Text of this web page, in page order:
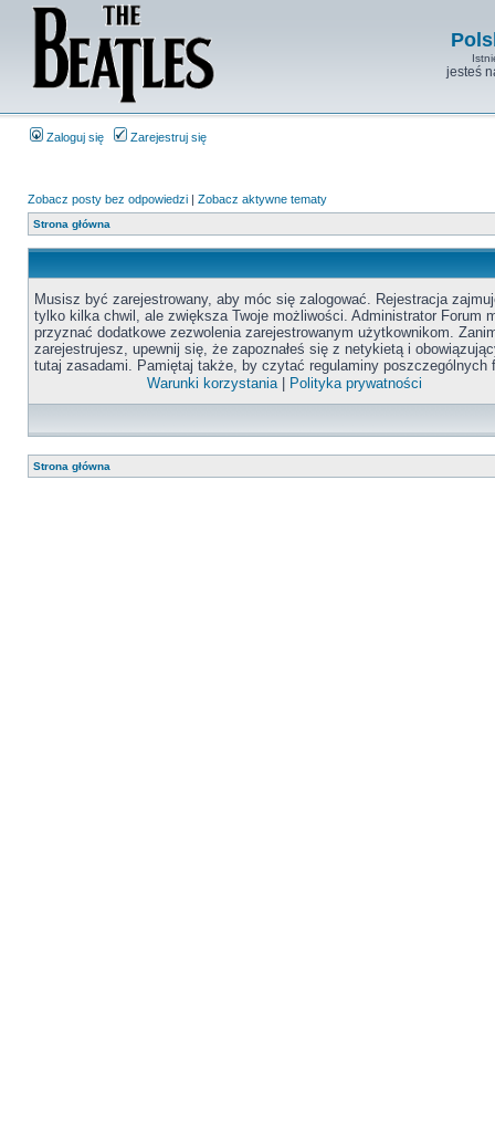
jesteś
Zaloguj się Zarejestruj się
Zobacz posty bez odpowiedzi | Zobacz aktywne tematy
Strona główna
Musisz być zarejestrowany, aby móc się zalogować. Rejestracja
tylko kilka chwil, ale zwiększa Twoje możliwości. Administrator Forum
przyznać dodatkowe zezwolenia zarejestrowanym użytkownikom.
zarejestrujesz, upewnij się, że zapoznałeś się z netykietą i
tutaj zasadami. Pamiętaj także, by czytać regulaminy poszczególnych
Warunki korzystania| Polityka prywatności
Strona główna